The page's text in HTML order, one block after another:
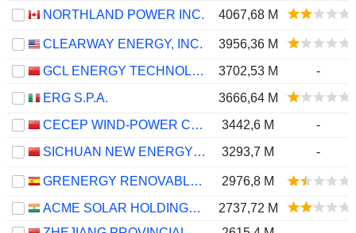
NORTHLAND POWER INC. 4067,68 M
CLEARWAY ENERGY, INC.
3956,36 M
GCL ENERGY TECHNOLOGY CO.,LTD.
3702,53 M
-
ERG S.P.A.
3666,64 M
CECEP WIND-POWER CORPORATION CO.,LTD.
3442,6 M
-
SICHUAN NEW ENERGY POWER COMPANY LIMITED
3293,7 M -
GRENERGY RENOVABLES, S.A.
2976,8 M
ACME SOLAR HOLDINGS LIMITED
2737,72 M